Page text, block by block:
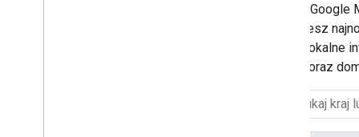
Zespół
znajdziesz
(AQI) i lokalne
krajach oraz